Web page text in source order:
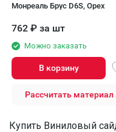
Монреаль Брус D6S, Орех
762 ₽ за шт
Можно заказать
В корзину
Рассчитать материал
Купить Виниловый